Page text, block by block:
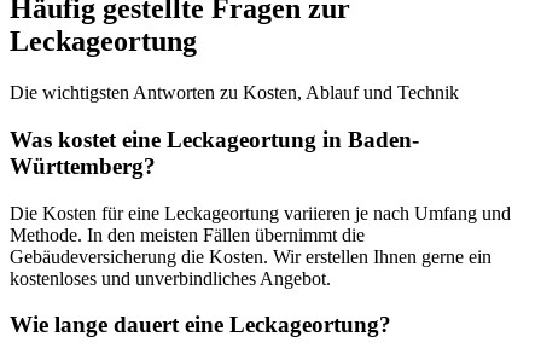
Häufig gestellte Fragen zur
Leckageortung
Die wichtigsten Antworten zu Kosten, Ablauf und Technik
Was kostet eine Leckageortung in Baden-
Württemberg?
Die Kosten für eine Leckageortung variieren je nach Umfang und
Methode. In den meisten Fällen übernimmt die
Gebäudeversicherung die Kosten. Wir erstellen Ihnen gerne ein
kostenloses und unverbindliches Angebot.
Wie lange dauert eine Leckageortung?